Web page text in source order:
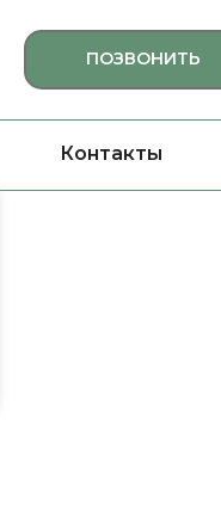
Контакты
ПОЗВОНИТЬ